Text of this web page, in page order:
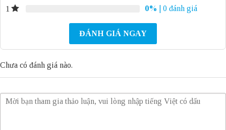
1
0% | 0 đánh giá
ĐÁNH GIÁ NGAY
Chưa có đánh giá nào.